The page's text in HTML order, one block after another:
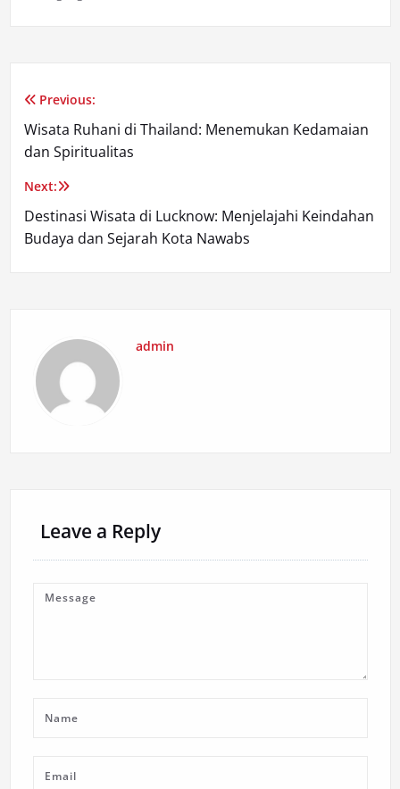
Post
navigation
Previous:
Wisata Ruhani di Thailand: Menemukan Kedamaian
dan Spiritualitas
Next:
Destinasi Wisata di Lucknow: Menjelajahi Keindahan
Budaya dan Sejarah Kota Nawabs
admin
Leave a Reply